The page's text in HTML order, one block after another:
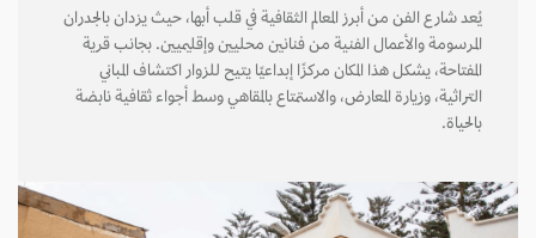
يُعد شارع الفن من أبرز المعالم الثقافية في قلب أبها، حيث يزدان بالجدران
المرسومة والأعمال الفنية من فنانين محليين وإقليميين. بجانب قرية
المفتاحة، يشكل هذا المكان مركزًا إبداعيًا يتيح للزوار اكتشاف المباني
التراثية، وزيارة المعارض، والاستمتاع بالمقاهي وسط أجواء ثقافية نابضة
بالحياة.